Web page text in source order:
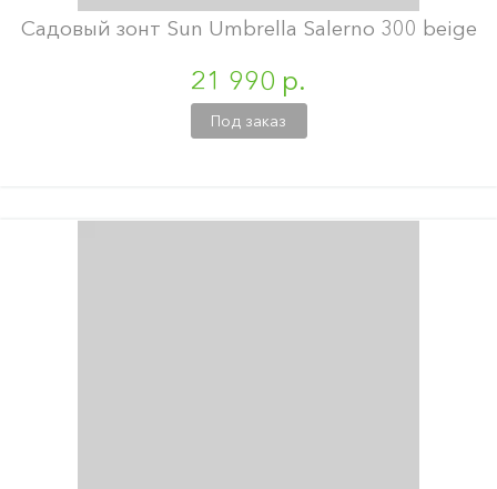
Садовый зонт Sun Umbrella Salerno 300 beige
21 990 р.
Под заказ